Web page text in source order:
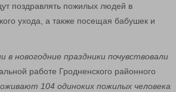
поздравлять пожилых людей в
ухода, а также посещая бабушек и
новогодние праздники почувствовали
работе Гродненского районного
104 одиноких пожилых человека